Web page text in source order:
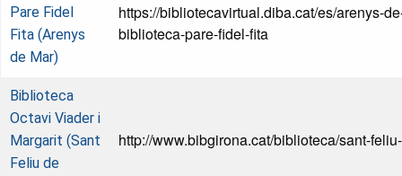
Pare Fidel
Fita (Arenys
de Mar)
https://bibliotecavirtual.diba.cat/es/arenys-
biblioteca-pare-fidel-fita
Biblioteca
Octavi Viader i
Margarit (Sant
Feliu de
http://www.bibgirona.cat/biblioteca/sant-